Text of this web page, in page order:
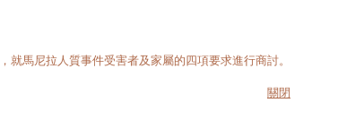
就馬尼拉人質事件受害者及家屬的四項要求進行商討。
關閉